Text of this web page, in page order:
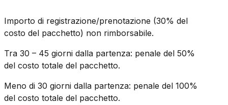
Importo di registrazione/prenotazione (30% del
costo del pacchetto) non rimborsabile.
Tra 30 – 45 giorni dalla partenza: penale del 50%
del costo totale del pacchetto.
Meno di 30 giorni dalla partenza: penale del 100%
del costo totale del pacchetto.